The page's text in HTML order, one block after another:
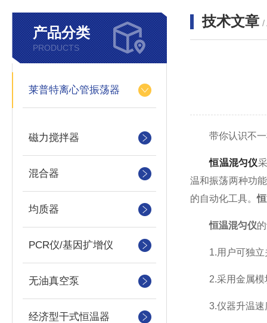
产品分类
PRODUCTS
莱普特离心管振荡器
磁力搅拌器
混合器
均质器
PCR仪/基因扩增仪
无油真空泵
经济型干式恒温器
技术文章 /
带你认识不一
恒温混匀仪
温和振荡两种功
的自动化工具。
恒温混匀仪
1.用户可独立关
2.采用金属模
3.仪器升温速